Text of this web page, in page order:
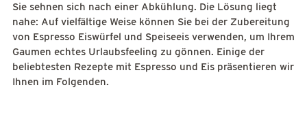
Sie sehnen sich nach einer Abkühlung. Die Lösung liegt
nahe: Auf vielfältige Weise können Sie bei der Zubereitung
von Espresso Eiswürfel und Speiseeis verwenden, um Ihrem
Gaumen echtes Urlaubsfeeling zu gönnen. Einige der
beliebtesten Rezepte mit Espresso und Eis präsentieren wir
Ihnen im Folgenden.